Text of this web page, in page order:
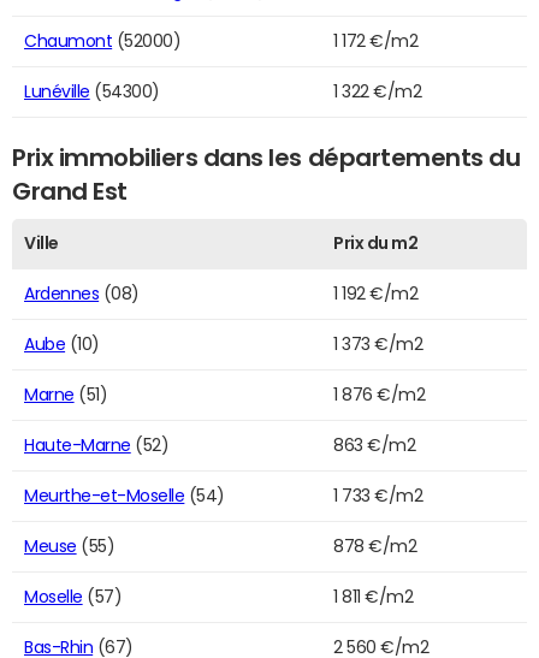
Chaumont (52000) 1 172 €/m2
Lunéville (54300) 1 322 €/m2
Prix immobiliers dans les départements du
Grand Est
Ville Prix du m2
Ardennes (08) 1 192 €/m2
Aube (10) 1 373 €/m2
Marne (51) 1 876 €/m2
Haute-Marne (52) 863 €/m2
Meurthe-et-Moselle (54) 1 733 €/m2
Meuse (55) 878 €/m2
Moselle (57) 1 811 €/m2
Bas-Rhin (67) 2 560 €/m2